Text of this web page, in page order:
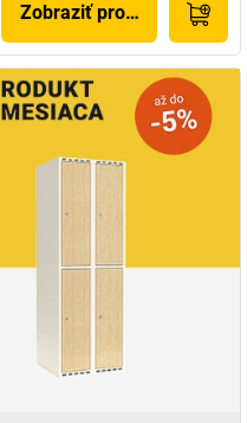
Zobraziť produkt